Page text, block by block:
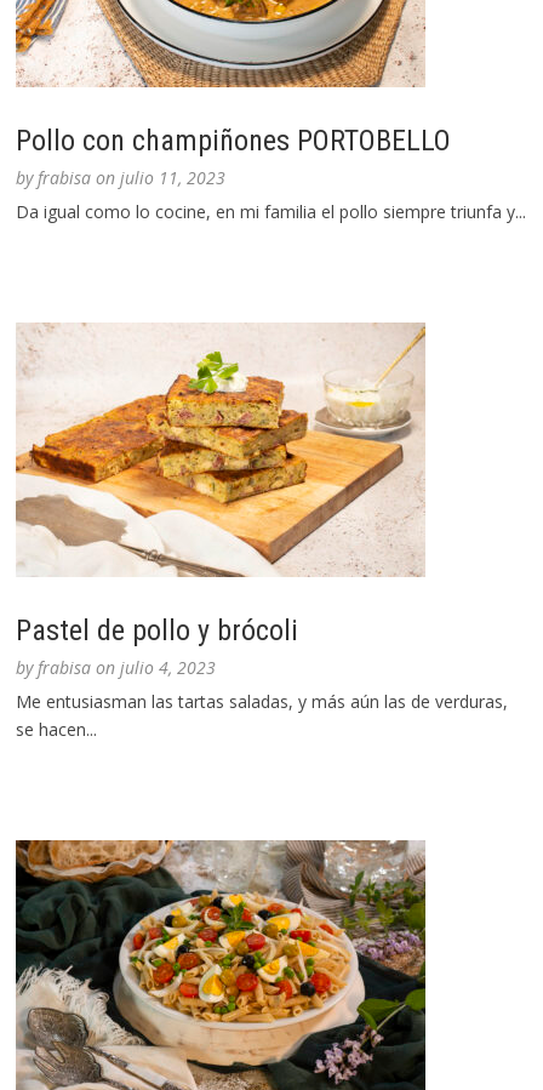
Pollo con champiñones PORTOBELLO
byfrabisa onjulio 11, 2023
Da igual como lo cocine, en mi familia el pollo siempre triunfa y...
Pastel de pollo y brócoli
byfrabisa onjulio 4, 2023
Me entusiasman las tartas saladas, y más aún las de verduras,
se hacen...